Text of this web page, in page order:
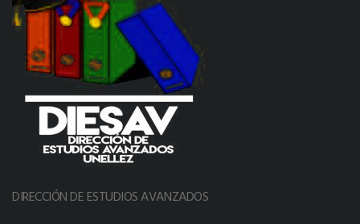
DIRECCIÓN DE ESTUDIOS AVANZADOS